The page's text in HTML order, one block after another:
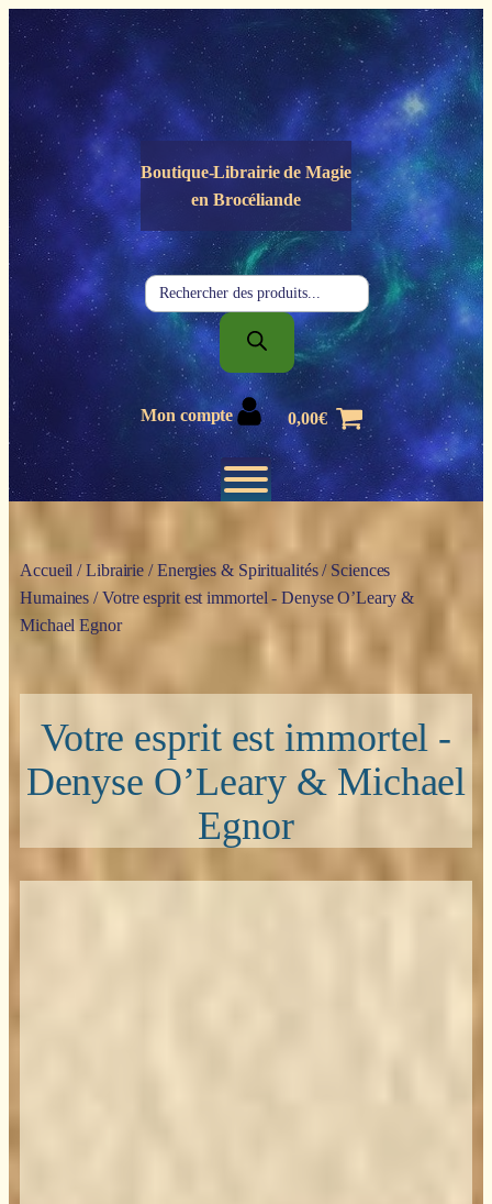
Panneau de gestion des cookies
Boutique-Librairie deMagie
en Brocéliande
Recherche
de
produits
Mon compte 0,00€
Accueil /Librairie /Energies & Spiritualités/ Sciences
Humaines / Votre esprit est immortel - Denyse O’Leary &
Michael Egnor
Votre esprit est immortel -
Denyse O’Leary & Michael
Egnor